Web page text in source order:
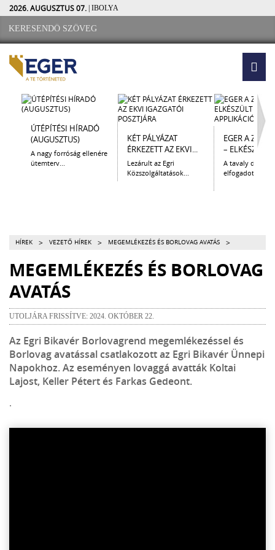
2026. AUGUSZTUS 07. | IBOLYA
ÚTÉPÍTÉSI HÍRADÓ
(AUGUSZTUS)
A nagy forróság ellenére
ütemterv...
KÉT PÁLYÁZAT
ÉRKEZETT AZ EKVI...
Lezárult az Egri
Közszolgáltatások...
EGER A
– ELKÉSZÜLT
A tavaly
elfogadott
HÍREK > VEZETŐ HÍREK > MEGEMLÉKEZÉS ÉS BORLOVAG AVATÁS >
MEGEMLÉKEZÉS ÉS BORLOVAG
AVATÁS
UTOLJÁRA FRISSÍTVE: 2024. OKTÓBER 22.
Az Egri Bikavér Borlovagrend megemlékezéssel és
Borlovag avatással csatlakozott az Egri Bikavér Ünnepi
Napokhoz. Az eseményen lovaggá avatták Koltai
Lajost, Keller Pétert és Farkas Gedeont.
.